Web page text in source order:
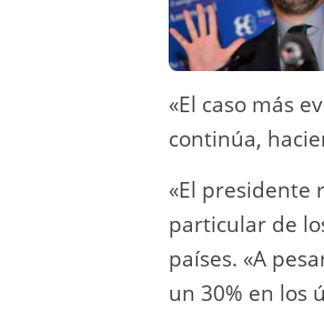
«El caso más
continúa,
«El presidente
particular de
países. «A
un 30% en los